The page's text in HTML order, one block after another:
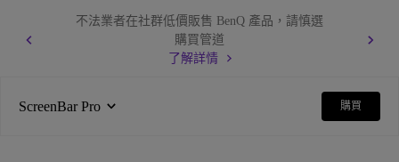
不法業者在社群低價販售 BenQ 產品，請慎選
購買管道
了解詳情
ScreenBar Pro 購買